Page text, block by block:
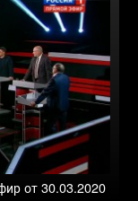
от 30.03.2020